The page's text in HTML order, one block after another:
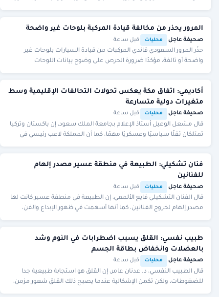
المرور يحذر من مخالفة قيادة المركبة بلوحات غير واضحة
صحيفة عاجل محليات قبل ساعة
حذّر المرور السعودي قائدي المركبات من قيادة السيارات بلوحات غير
واضحة أو تالفة، مؤكدًا ضرورة الحرص على وضوح بيانات اللوحات
أكاديمي: اتفاق مكة يعكس تحولات التحالفات الإقليمية وسط
متغيرات دولية متسارعة
صحيفة عاجل محليات قبل ساعة
قال مشعل الوعيل أستاذ الإعلام بجامعة الملك سعود، إن باكستان وتركيا
تمتلكان ثقلًا سياسيًا وعسكريًا مهمًا، كما أن المملكة لاعب رئيسي في
فنان تشكيلي: الطبيعة في منطقة عسير مصدر إلهام
للفنانين
صحيفة عاجل محليات قبل ساعة
قال الفنان التشكيلي فايع الألمعي، إن الطبيعة في منطقة عسير كانت لها
مصدر إلهام لخروج الفنانين، كما أنها أسهمت في ظهور الإبداع والفن،
طبيب نفسي: القلق يسبب اضطرابات في النوم وشد
بالعضلات وانخفاض بطاقة الجسم
صحيفة عاجل محليات قبل ساعة
قال الطبيب النفسي، د. عدنان عامر، إن القلق هو استجابة طبيعية جدا
للضغوطات، ولكن تكمن الإشكالية عندما يصبح ذلك القلق شعور مزمن،